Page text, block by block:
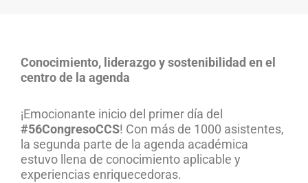
Conocimiento, liderazgo y sostenibilidad en el
centro de la agenda
¡Emocionante inicio del primer día del
#56CongresoCCS! Con más de 1000 asistentes,
la segunda parte de la agenda académica
estuvo llena de conocimiento aplicable y
experiencias enriquecedoras.